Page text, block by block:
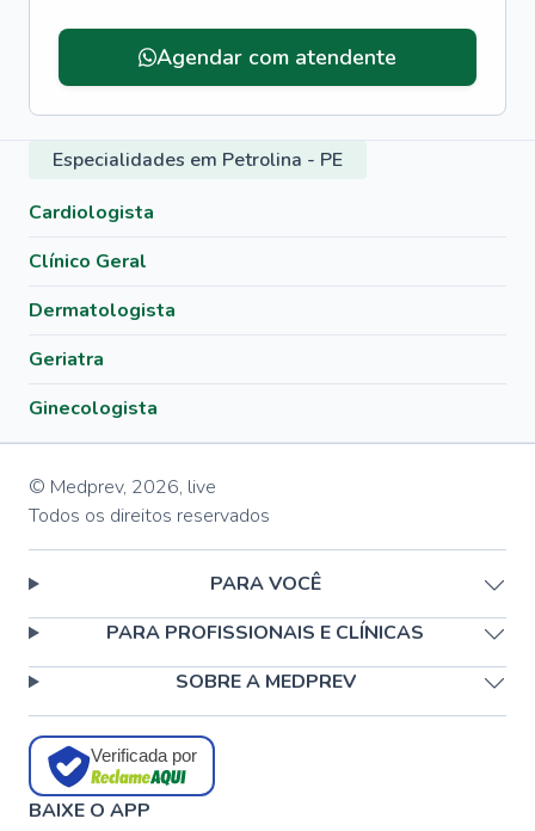
Agendar com atendente
Especialidades em Petrolina - PE
Cardiologista
Clínico Geral
Dermatologista
Geriatra
Ginecologista
© Medprev, 2026, live
Todos os direitos reservados
PARA VOCÊ
PARA PROFISSIONAIS E CLÍNICAS
SOBRE A MEDPREV
Verificada por
BAIXE O APP